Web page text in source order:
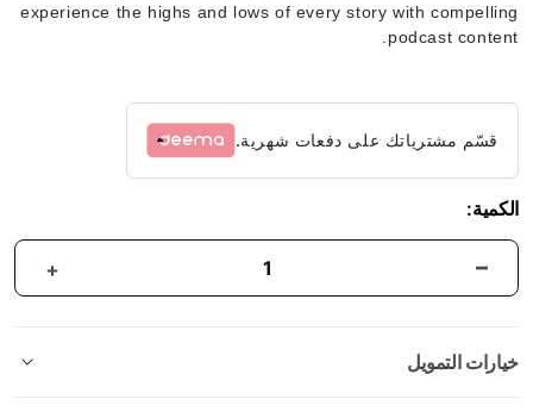
experience the highs and lows of every story with compelling
podcast content.
قسّم مشترياتك على دفعات شهرية.
الكمية:
خيارات التمويل